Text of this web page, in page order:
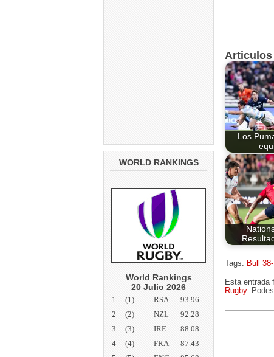
WORLD RANKINGS
World Rankings
20 Julio 2026
1 (1) RSA
93.96
2
(2) NZL
92.28
3
(3) IRE
88.08
4
(4) FRA
87.43
Articulos
Los
Tags: Bull
Esta entrada
Rugby.